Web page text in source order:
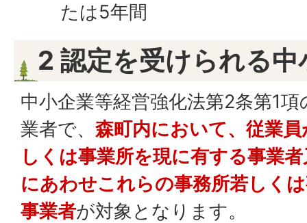
たは5年間
2 認定を受けられる中
中小企業等経営強化法第2条第1
業者で、 森町内において、従業
しくは事業所を現に有する事業
にあわせこれらの事務所若しく
事業者が対象となります。